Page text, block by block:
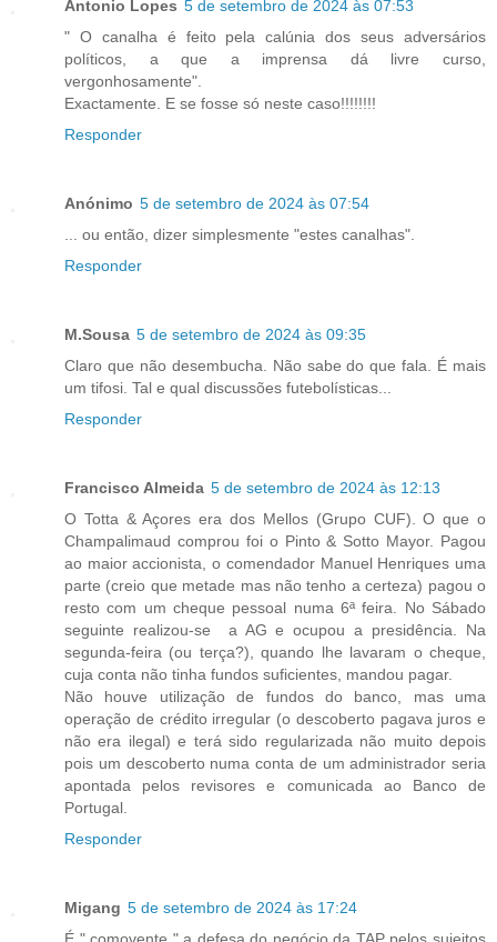
Antonio Lopes 5 de setembro de 2024 às 07:53
" O canalha é feito pela calúnia dos seus adversários
políticos, a que a imprensa dá livre curso,
vergonhosamente".
Exactamente. E se fosse só neste caso!!!!!!!!
Responder
Anónimo 5 de setembro de 2024 às 07:54
... ou então, dizer simplesmente "estes canalhas".
Responder
M.Sousa 5 de setembro de 2024 às 09:35
Claro que não desembucha. Não sabe do que fala. É mais
um tifosi. Tal e qual discussões futebolísticas...
Responder
Francisco Almeida 5 de setembro de 2024 às 12:13
O Totta & Açores era dos Mellos (Grupo CUF). O que o
Champalimaud comprou foi o Pinto & Sotto Mayor. Pagou
ao maior accionista, o comendador Manuel Henriques uma
parte (creio que metade mas não tenho a certeza) pagou o
resto com um cheque pessoal numa 6ª feira. No Sábado
seguinte realizou-se a AG e ocupou a presidência. Na
segunda-feira (ou terça?), quando lhe lavaram o cheque,
cuja conta não tinha fundos suficientes, mandou pagar.
Não houve utilização de fundos do banco, mas uma
operação de crédito irregular (o descoberto pagava juros e
não era ilegal) e terá sido regularizada não muito depois
pois um descoberto numa conta de um administrador seria
apontada pelos revisores e comunicada ao Banco de
Portugal.
Responder
Migang 5 de setembro de 2024 às 17:24